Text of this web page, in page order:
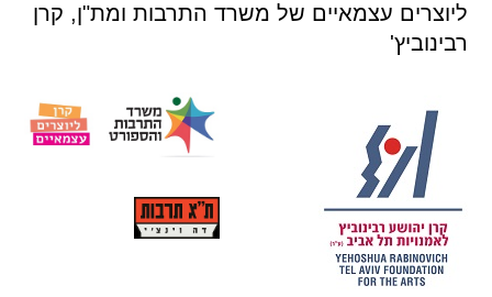
ליוצרים עצמאיים של משרד התרבות ומת"ן, קרן
רבינוביץ'